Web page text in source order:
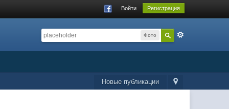
Войти Регистрация
Фото
Новые публикации